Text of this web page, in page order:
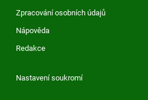
Zpracování osobních údajů
Nápověda
Redakce
Nastavení soukromí